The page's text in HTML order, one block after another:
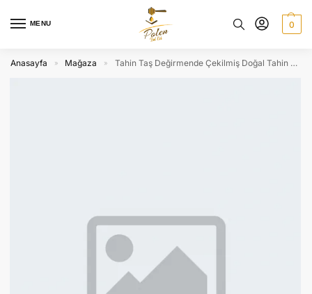
MENU 0
Anasayfa » Mağaza » Tahin Taş Değirmende Çekilmiş Doğal Tahin 750 gr